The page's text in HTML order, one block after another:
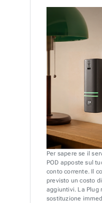
Per sapere se il
POD apposte sul
conto corrente. Il
previsto un costo
aggiuntivi. La Plug
sostituzione